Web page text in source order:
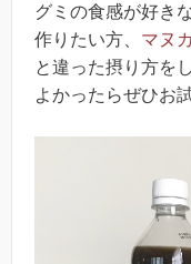
グミの食感が好き
作りたい方、 マヌ
と違った摂り方を
よかったらぜひお